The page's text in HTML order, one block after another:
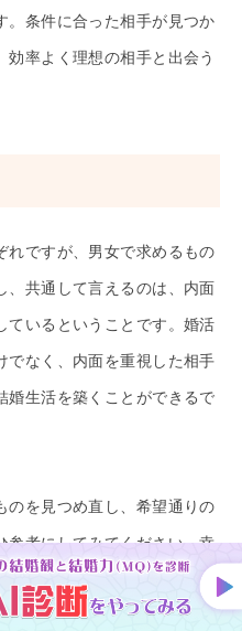
。条件に合った相手が見つか
効率よく理想の相手と出会う
れですが、男女で求めるもの
、共通して言えるのは、内面
ているということです。婚活
でなく、内面を重視した相手
婚生活を築くことができるで
のを見つめ直し、希望通りの
参考にしてみてください。幸
すから、焦らずに、でも前